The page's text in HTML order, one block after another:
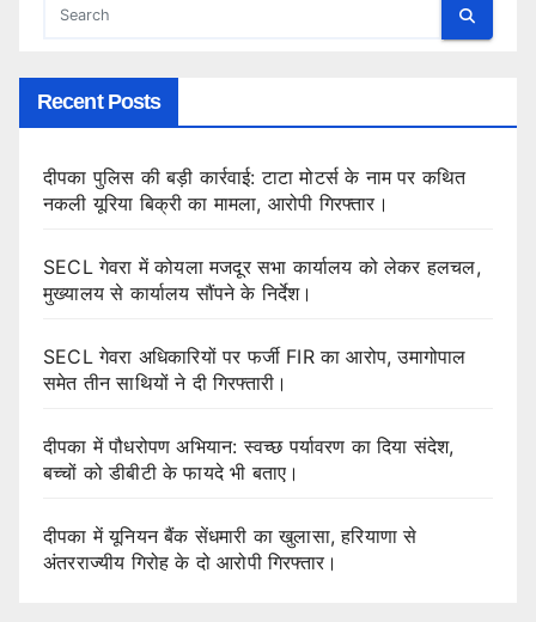
Recent Posts
दीपका पुलिस की बड़ी कार्रवाई: टाटा मोटर्स के नाम पर कथित
नकली यूरिया बिक्री का मामला, आरोपी गिरफ्तार।
SECL गेवरा में कोयला मजदूर सभा कार्यालय को लेकर हलचल,
मुख्यालय से कार्यालय सौंपने के निर्देश।
SECL गेवरा अधिकारियों पर फर्जी FIR का आरोप, उमागोपाल
समेत तीन साथियों ने दी गिरफ्तारी।
दीपका में पौधरोपण अभियान: स्वच्छ पर्यावरण का दिया संदेश,
बच्चों को डीबीटी के फायदे भी बताए।
दीपका में यूनियन बैंक सेंधमारी का खुलासा, हरियाणा से
अंतरराज्यीय गिरोह के दो आरोपी गिरफ्तार।